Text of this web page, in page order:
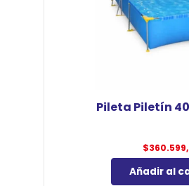
Pileta Piletín
$
Añadir al